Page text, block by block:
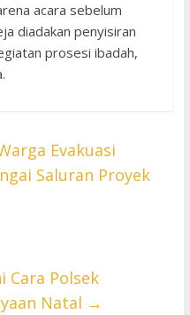
acara sebelum
diadakan penyisiran
prosesi ibadah,
Evakuasi
Saluran Proyek
Cara Polsek
Natal →